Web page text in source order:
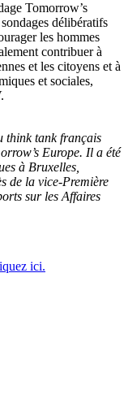
Tomorrow’s
délibératifs
les hommes
contribuer à
et les citoyens et à
et sociales,
think tank français
Europe. Il a été
à Bruxelles,
de la vice-Première
sur les Affaires
ici.